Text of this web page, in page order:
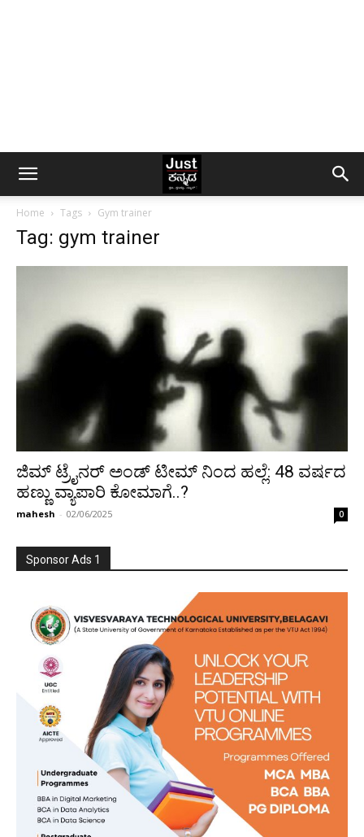
Home Tags Gym trainer
Tag: gym trainer
ಜಿಮ್ ಟ್ರೈನರ್‌ ಅಂಡ್‌ ಟೀಮ್‌ ನಿಂದ ಹಲ್ಲೆ: 48 ವರ್ಷದ
ಹಣ್ಣು ವ್ಯಾಪಾರಿ ಕೋಮಾಗೆ..?
mahesh - 02/06/2025 0
Sponsor Ads 1